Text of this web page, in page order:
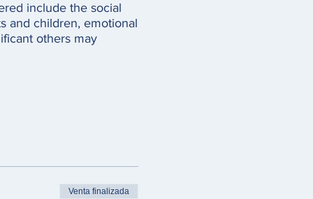
include the social
and children, emotional
others may
Venta finalizada